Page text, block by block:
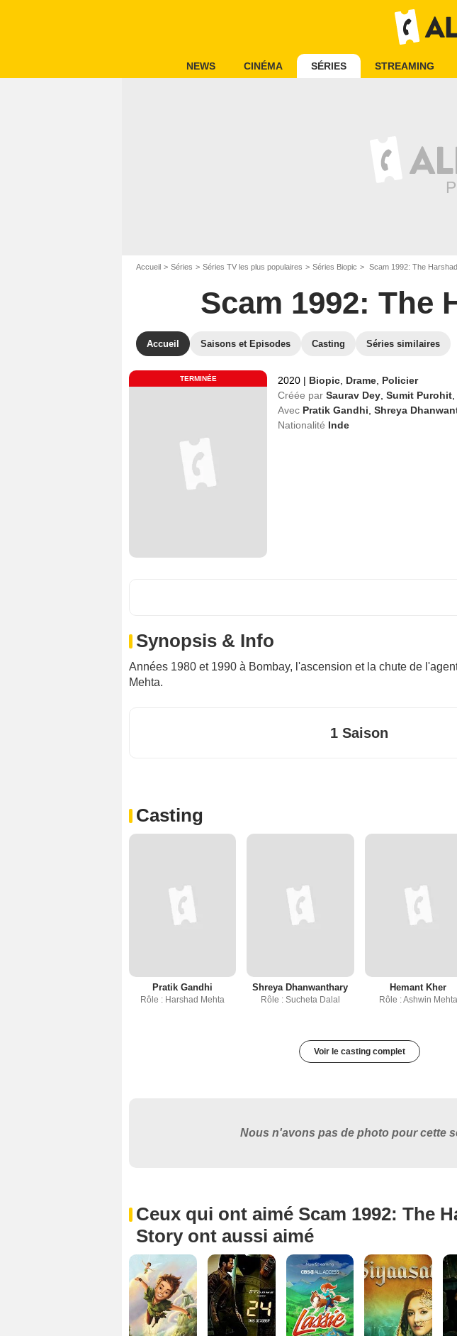
NEWS CINÉMA SÉRIES STREAMING
Accueil Séries Séries TV les plus populaires Séries Biopic Scam 1992: The
Scam 1992: The
Accueil Saisons et Episodes Casting Séries similaires
TERMINÉE 2020 | Biopic Drame Policier
Créée par Saurav Dey Sumit Purohit
Avec Pratik Gandhi Shreya
Nationalité Inde
Synopsis & Info
Années 1980 et 1990 à Bombay, l'ascension et la chute de
Mehta.
1 Saison
Casting
Pratik Gandhi
Rôle : Harshad Mehta
Shreya Dhanwanthary
Rôle : Sucheta Dalal
Hemant Kher
Rôle : Ashwin Mehta
Voir le casting complet
Nous n'avons pas de photo pour cette
Ceux qui ont aimé Scam 1992: The
Story ont aussi aimé